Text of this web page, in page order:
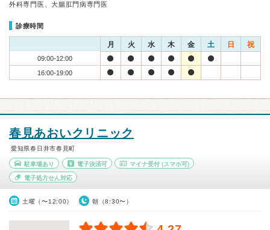
外科専門医、大腸肛門病専門医
診療時間
月 火 水 木 金 土 日 祝
09:00-12:00
16:00-19:00
春見あおいクリニック
愛知県春日井市春見町
駐車場あり 電子決済可 マイナ受付 (スマホ可)
電子処方せん対応
土曜（〜12:00） 朝（8:30〜）